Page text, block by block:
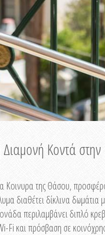
Κοντά
Κοινυρα της Θάσου,
διαθέτει δίκλινα
περιλαμβάνει διπλό
Fi και πρόσβαση σε